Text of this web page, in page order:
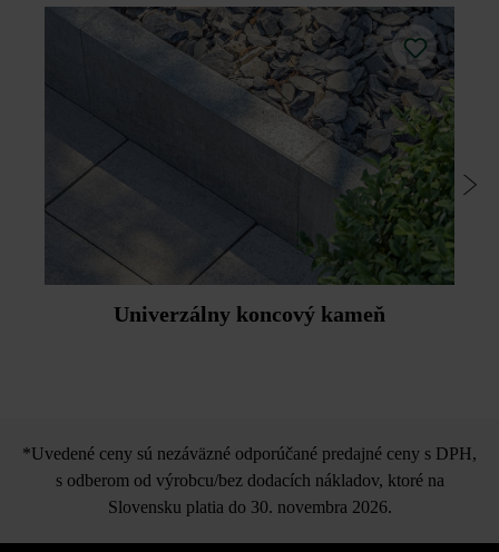
Univerzálny koncový kameň
*Uvedené ceny sú nezáväzné odporúčané predajné ceny s DPH,
s odberom od výrobcu/bez dodacích nákladov, ktoré na
Slovensku platia do 30. novembra 2026.